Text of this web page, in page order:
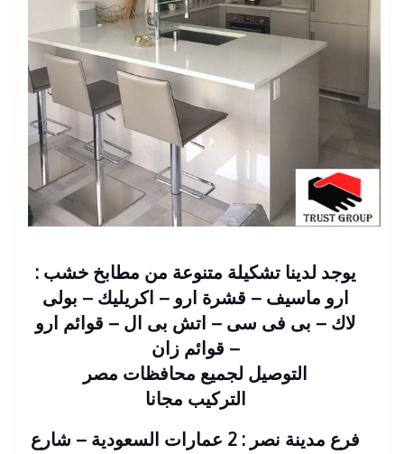
يوجد لدينا تشكيلة متنوعة من مطابخ خشب :
ارو ماسيف – قشرة ارو – اكريليك – بولى
لاك – بى فى سى – اتش بى ال – قوائم ارو
– قوائم زان
التوصيل لجميع محافظات مصر
التركيب مجانا
فرع مدينة نصر : 2 عمارات السعودية – شارع